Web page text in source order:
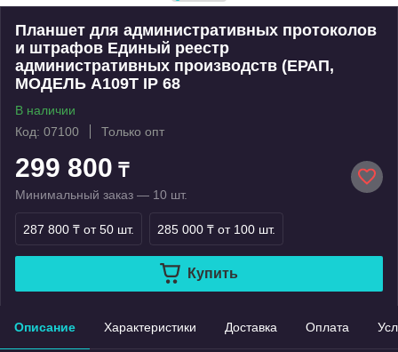
Планшет для административных протоколов
и штрафов Единый реестр
административных производств (ЕРАП,
МОДЕЛЬ A109T IP 68
В наличии
Код: 07100
Только опт
299 800 ₸
Минимальный заказ — 10 шт.
287 800 ₸ от 50 шт. 285 000 ₸ от 100 шт.
Купить
Описание Характеристики Доставка Оплата